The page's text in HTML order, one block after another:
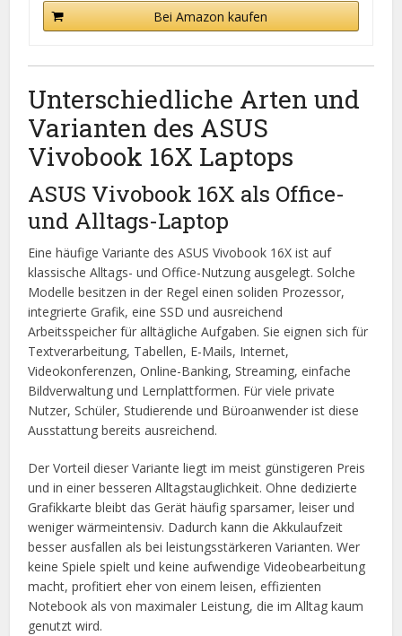
Bei Amazon kaufen
Unterschiedliche Arten und
Varianten des ASUS
Vivobook 16X Laptops
ASUS Vivobook 16X als Office-
und Alltags-Laptop
Eine häufige Variante des ASUS Vivobook 16X ist auf
klassische Alltags- und Office-Nutzung ausgelegt. Solche
Modelle besitzen in der Regel einen soliden Prozessor,
integrierte Grafik, eine SSD und ausreichend
Arbeitsspeicher für alltägliche Aufgaben. Sie eignen sich für
Textverarbeitung, Tabellen, E-Mails, Internet,
Videokonferenzen, Online-Banking, Streaming, einfache
Bildverwaltung und Lernplattformen. Für viele private
Nutzer, Schüler, Studierende und Büroanwender ist diese
Ausstattung bereits ausreichend.
Der Vorteil dieser Variante liegt im meist günstigeren Preis
und in einer besseren Alltagstauglichkeit. Ohne dedizierte
Grafikkarte bleibt das Gerät häufig sparsamer, leiser und
weniger wärmeintensiv. Dadurch kann die Akkulaufzeit
besser ausfallen als bei leistungsstärkeren Varianten. Wer
keine Spiele spielt und keine aufwendige Videobearbeitung
macht, profitiert eher von einem leisen, effizienten
Notebook als von maximaler Leistung, die im Alltag kaum
genutzt wird.